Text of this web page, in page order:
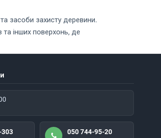
засоби захисту деревини.
та інших поверхонь, де
матеріали: грунт, лак,
303 050 744-95-20